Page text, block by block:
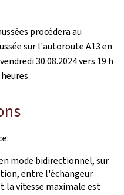
procédera au
sur l'autoroute A13 en
30.08.2024 vers 19 h
mode bidirectionnel, sur
entre l'échangeur
la vitesse maximale est